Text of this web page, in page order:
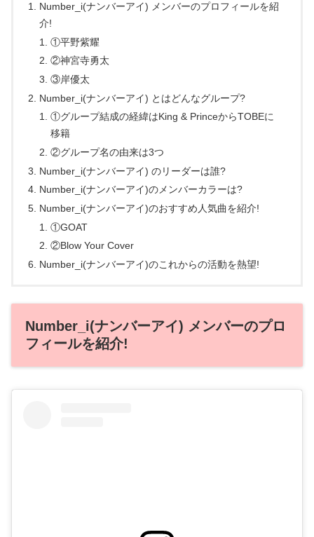
Number_i(ナンバーアイ) メンバーのプロフィールを紹
介!
①平野紫耀
②神宮寺勇太
③岸優太
Number_i(ナンバーアイ) とはどんなグループ?
①グループ結成の経緯はKing & PrinceからTOBEに
移籍
②グループ名の由来は3つ
Number_i(ナンバーアイ) のリーダーは誰?
Number_i(ナンバーアイ)のメンバーカラーは?
Number_i(ナンバーアイ)のおすすめ人気曲を紹介!
①GOAT
②Blow Your Cover
Number_i(ナンバーアイ)のこれからの活動を熱望!
Number_i(ナンバーアイ) メンバーのプロ
フィールを紹介!